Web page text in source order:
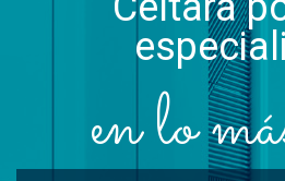
en lo